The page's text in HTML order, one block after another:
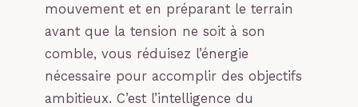
mouvement et en préparant le terrain
avant que la tension ne soit à son
comble, vous réduisez l’énergie
nécessaire pour accomplir des objectifs
ambitieux. C’est l’intelligence du